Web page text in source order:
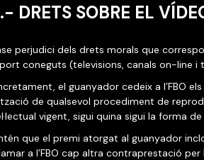
DRETS SOBRE EL
perjudici dels drets morals que
coneguts (televisions, canals on-line
el guanyador cedeix a l’FBO
de qualsevol procediment de
vigent, sigui quina sigui la forma
que el premi atorgat al guanyador
a l’FBO cap altra contraprestació